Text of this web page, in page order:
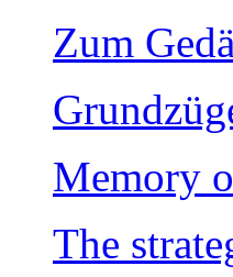
Zum
Memory
The